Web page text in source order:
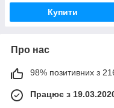
Original PRC
Купити
Про нас
98% позитивних з 216
Працює з